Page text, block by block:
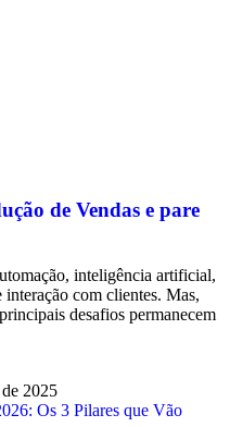
de Vendas e pare
inteligência artificial,
com clientes. Mas,
desafios permanecem
2025